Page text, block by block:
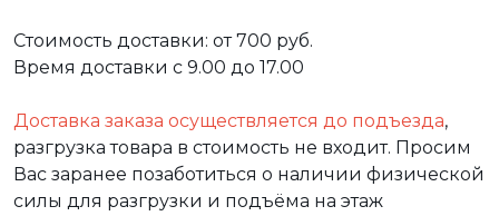
Стоимость доставки: от 700 руб.
Время доставки с 9.00 до 17.00
Доставка заказа осуществляется до подъезда,
разгрузка товара в стоимость не входит. Просим
Вас заранее позаботиться о наличии физической
силы для разгрузки и подъёма на этаж